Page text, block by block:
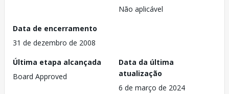
Não aplicável
Data de encerramento
31 de dezembro de 2008
Última etapa alcançada
Board Approved
Data da última
atualização
6 de março de 2024